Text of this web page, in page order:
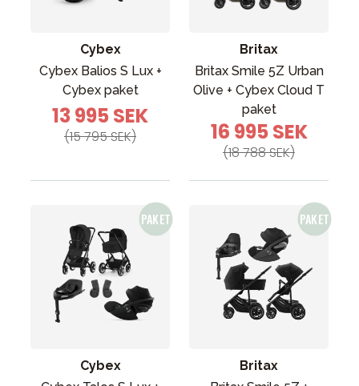
Cybex
Cybex Balios S Lux +
Cybex paket
13 995 SEK
(15 795 SEK)
Britax
Britax Smile 5Z Urban
Olive + Cybex Cloud T
paket
16 995 SEK
(18 788 SEK)
Cybex
Britax